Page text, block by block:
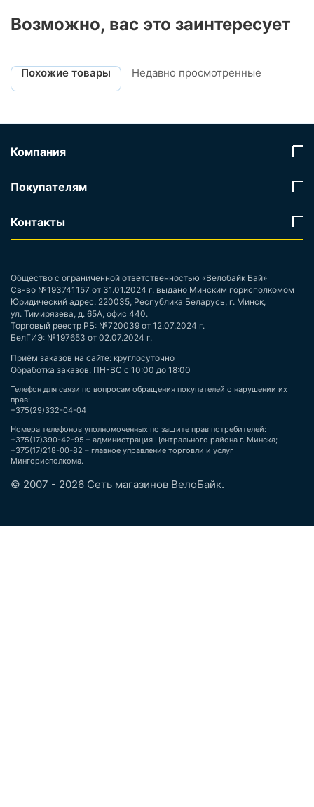
Возможно, вас это заинтересует
Похожие товары Недавно просмотренные
Компания
Покупателям
Контакты
Общество с ограниченной ответственностью «Велобайк Бай»
Св-во №193741157 от 31.01.2024 г. выдано Минским горисполкомом
Юридический адрес: 220035, Республика Беларусь, г. Минск,
ул. Тимирязева, д. 65А, офис 440.
Торговый реестр РБ: №720039 от 12.07.2024 г.
БелГИЭ: №197653 от 02.07.2024 г.
Приём заказов на сайте: круглосуточно
Обработка заказов: ПН-ВС с 10:00 до 18:00
Телефон для связи по вопросам обращения покупателей о нарушении их
прав:
+375(29)332-04-04
Номера телефонов уполномоченных по защите прав потребителей:
+375(17)390-42-95 – администрация Центрального района г. Минска;
+375(17)218-00-82 – главное управление торговли и услуг
Мингорисполкома.
© 2007 - 2026 Сеть магазинов ВелоБайк.